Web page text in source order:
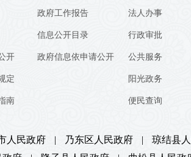
开
定
南
政府工作报告
信息公开目录
政府信息依申请公开
法人办事
行政审批
公共服务
阳光政务
便民查询
人民政府 | 乃东区人民政府 | 琼结县